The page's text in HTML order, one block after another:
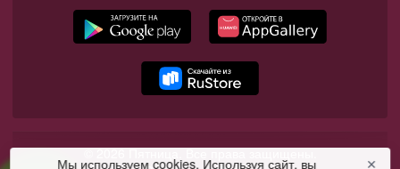
© 2026 Пятница. Все права защищены.
Мы используем cookies. Используя сайт, вы ✕